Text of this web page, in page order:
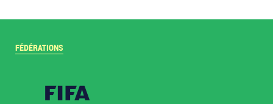
FÉDÉRATIONS